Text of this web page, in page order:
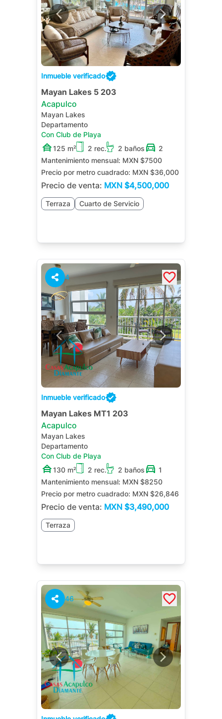
Inmueble verificado
Mayan Lakes 5 203
Acapulco
Mayan Lakes
Departamento
Con Club de Playa
125 m²
2 rec. 2 baños
2
Mantenimiento mensual: MXN $7500
Precio por metro cuadrado: MXN $36,000
Precio de venta: MXN $4,500,000
Terraza Cuarto de Servicio
4
Inmueble verificado
Mayan Lakes MT1 203
Acapulco
Mayan Lakes
Departamento
Con Club de Playa
130 m²
2 rec. 2 baños
1
Mantenimiento mensual: MXN $8250
Precio por metro cuadrado: MXN $26,846
Precio de venta: MXN $3,490,000
Terraza
46